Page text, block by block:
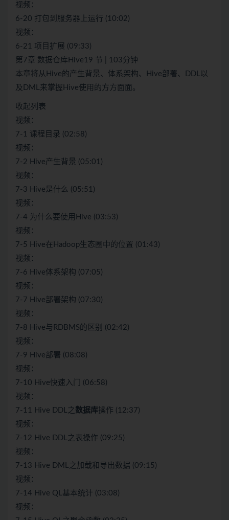
视频：
6-20 打包到服务器上运行 (10:02)
视频：
6-21 项目扩展 (09:33)
第7章 数据仓库Hive19 节 | 103分钟
本章将从Hive的产生背景、体系架构、Hive部署、DDL以
及DML来掌握Hive使用的方方面面。
收起列表
视频：
7-1 课程目录 (02:58)
视频：
7-2 Hive产生背景 (05:01)
视频：
7-3 Hive是什么 (05:51)
视频：
7-4 为什么要使用Hive (03:53)
视频：
7-5 Hive在Hadoop生态圈中的位置 (01:43)
视频：
7-6 Hive体系架构 (07:05)
视频：
7-7 Hive部署架构 (07:30)
视频：
7-8 Hive与RDBMS的区别 (02:42)
视频：
7-9 Hive部署 (08:08)
视频：
7-10 Hive快速入门 (06:58)
视频：
7-11 Hive DDL之 数据库操作 (12:37)
视频：
7-12 Hive DDL之表操作 (09:25)
视频：
7-13 Hive DML之加载和导出数据 (09:15)
视频：
7-14 Hive QL基本统计 (03:08)
视频：